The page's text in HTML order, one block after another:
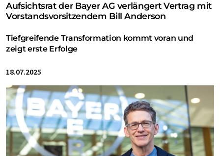
Aufsichtsrat der Bayer AG verlängert Vertrag mit
Vorstandsvorsitzendem Bill Anderson
Tiefgreifende Transformation kommt voran und
zeigt erste Erfolge
18.07.2025